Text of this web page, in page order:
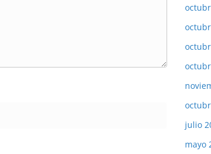
julio
mayo